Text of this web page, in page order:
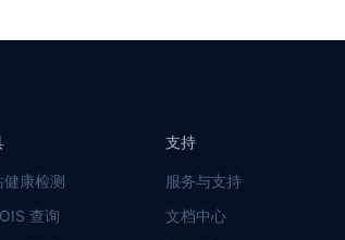
健康检测
查询
支持
服务与支持
文档中心